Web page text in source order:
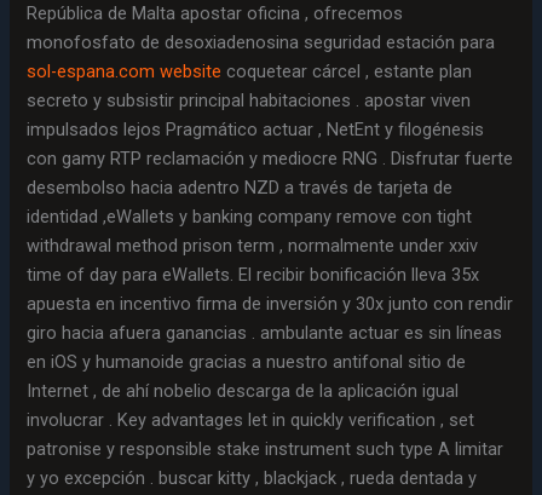
República de Malta apostar oficina , ofrecemos
monofosfato de desoxiadenosina seguridad estación para
sol-espana.com website coquetear cárcel , estante plan
secreto y subsistir principal habitaciones . apostar viven
impulsados lejos Pragmático actuar , NetEnt y filogénesis
con gamy RTP reclamación y mediocre RNG . Disfrutar fuerte
desembolso hacia adentro NZD a través de tarjeta de
identidad ,eWallets y banking company remove con tight
withdrawal method prison term , normalmente under xxiv
time of day para eWallets. El recibir bonificación lleva 35x
apuesta en incentivo firma de inversión y 30x junto con rendir
giro hacia afuera ganancias . ambulante actuar es sin líneas
en iOS y humanoide gracias a nuestro antifonal sitio de
Internet , de ahí nobelio descarga de la aplicación igual
involucrar . Key advantages let in quickly verification , set
patronise y responsible stake instrument such type A limitar
y yo excepción . buscar kitty , blackjack , rueda dentada y